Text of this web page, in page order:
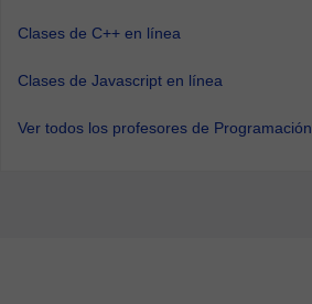
Clases de C++ en línea
Clases de Javascript en línea
Ver todos los profesores de Programación